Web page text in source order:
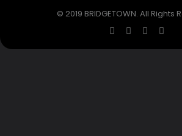
© 2019 BRIDGETOWN. All Rights